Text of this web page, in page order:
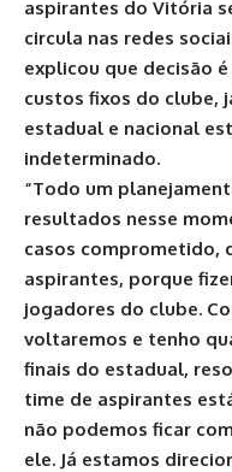
aspirantes do Vitória
circula nas redes
explicou que decisão
custos fixos do clube,
estadual e nacional
indeterminado.
“Todo um
resultados nesse
casos comprometido,
aspirantes, porque
jogadores do clube.
voltaremos e tenho
finais do estadual,
time de aspirantes
não podemos ficar
ele. Já estamos